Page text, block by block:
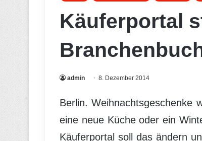
Käuferportal
admin 8. Dezember 2014
Berlin. Weihnachtsgeschenke
eine neue Küche oder ein
Käuferportal soll das ändern